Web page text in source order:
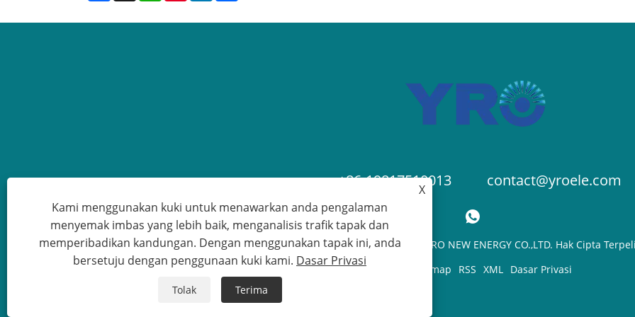
+86-19817510013 contact@yroele.com
Hak Cipta © 2024 ZHEJIANG YRO NEW ENERGY CO.,LTD. Hak Cipta
Sitemap RSS XML Dasar Privasi
X
Kami menggunakan kuki untuk menawarkan anda pengalaman
menyemak imbas yang lebih baik, menganalisis trafik tapak dan
memperibadikan kandungan. Dengan menggunakan tapak ini, anda
bersetuju dengan penggunaan kuki kami. Dasar Privasi
Tolak Terima